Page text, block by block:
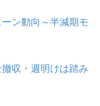
ン動向～半減期モ
収・週明けは踏み